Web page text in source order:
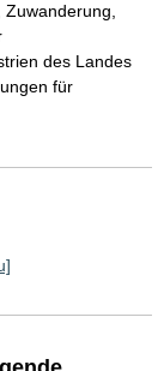
des Landes
für